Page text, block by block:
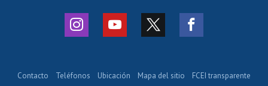
Contacto Teléfonos Ubicación Mapa del sitio FCEI transparente